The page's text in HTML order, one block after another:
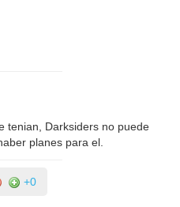
tenian, Darksiders no puede
planes para el.
+0